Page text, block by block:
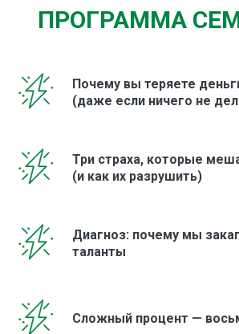
ПРОГРАММА
Почему вы теряете
(даже если ничего не
Три страха, которые
(и как их разрушить)
Диагноз: почему мы
таланты
Сложный процент —